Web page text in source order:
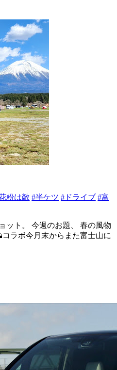
粉は敵 #半ケツ #ドライブ #富
ット。 今週のお題、 春の風物
ラボ今月末からまた富士山に